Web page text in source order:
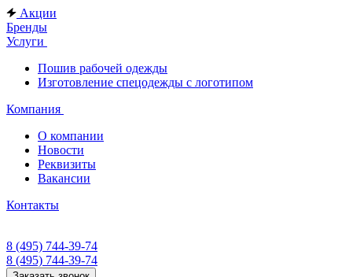
Акции
Бренды
Услуги
Пошив рабочей одежды
Изготовление спецодежды с логотипом
Компания
О компании
Новости
Реквизиты
Вакансии
Контакты
8 (495) 744-39-74
8 (495) 744-39-74